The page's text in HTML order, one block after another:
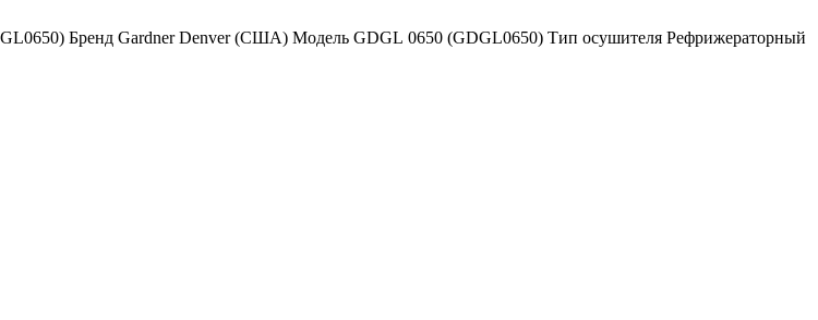
Бренд Gardner Denver (США) Модель GDGL 0650 (GDGL0650) Тип осушителя Рефрижераторный